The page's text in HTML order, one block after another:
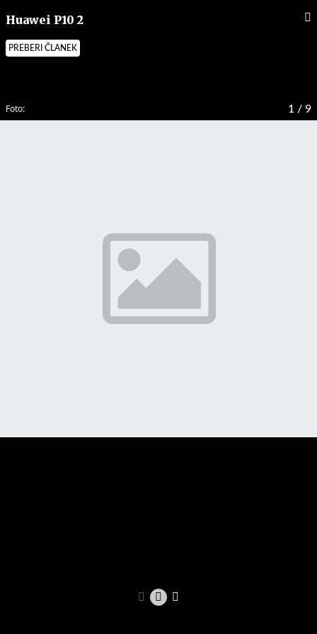
Huawei P10 2
PREBERI ČLANEK
1 / 9
Foto: